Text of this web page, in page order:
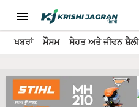
ਖਬਰਾਂ ਮੌਸਮ ਸੇਹਤ ਅਤੇ ਜੀਵਨ ਸ਼ੈਲੀ